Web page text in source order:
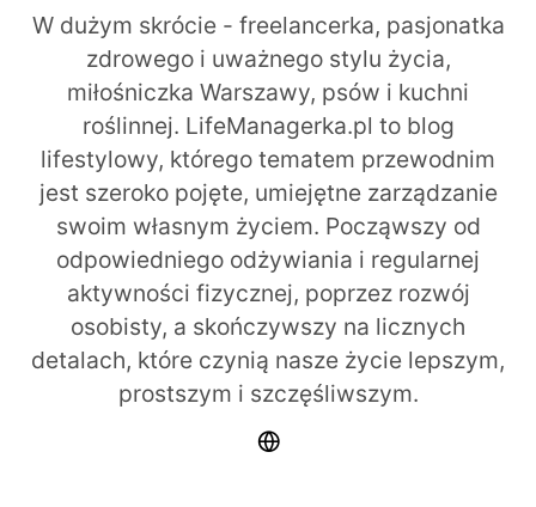
W dużym skrócie - freelancerka, pasjonatka
zdrowego i uważnego stylu życia,
miłośniczka Warszawy, psów i kuchni
roślinnej. LifeManagerka.pl to blog
lifestylowy, którego tematem przewodnim
jest szeroko pojęte, umiejętne zarządzanie
swoim własnym życiem. Począwszy od
odpowiedniego odżywiania i regularnej
aktywności fizycznej, poprzez rozwój
osobisty, a skończywszy na licznych
detalach, które czynią nasze życie lepszym,
prostszym i szczęśliwszym.